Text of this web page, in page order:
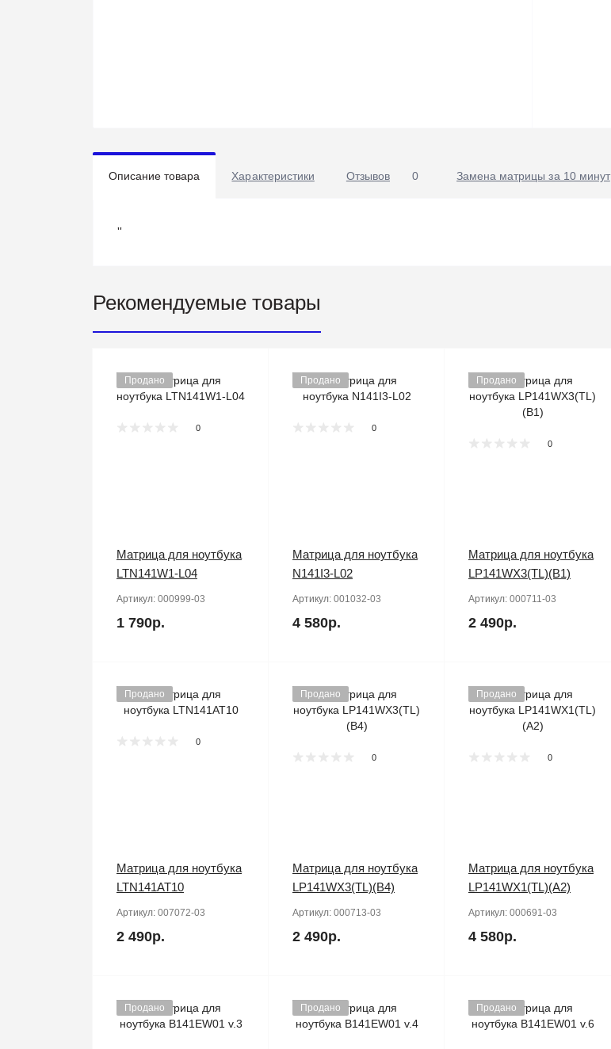
Описание товара Характеристики Отзывов 0 Замена матрицы за 10 минут
''
Рекомендуемые товары
Продано
0
Матрица для ноутбука
LTN141W1-L04
Артикул: 000999-03
1 790р.
Продано
0
Матрица для ноутбука
N141I3-L02
Артикул: 001032-03
4 580р.
Продано
0
Матрица для ноутбука
LP141WX3(TL)(B1)
Артикул: 000711-03
2 490р.
Продано
0
Матрица для ноутбука
LTN141AT10
Артикул: 007072-03
2 490р.
Продано
0
Матрица для ноутбука
LP141WX3(TL)(B4)
Артикул: 000713-03
2 490р.
Продано
0
Матрица для ноутбука
LP141WX1(TL)(A2)
Артикул: 000691-03
4 580р.
Продано Продано Продано